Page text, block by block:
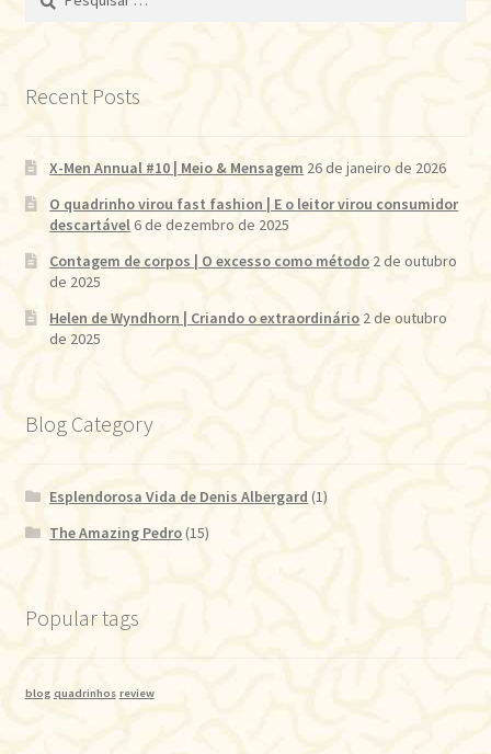
Recent Posts
X-Men Annual #10 | Meio & Mensagem 26 de janeiro de 2026
O quadrinho virou fast fashion | E o leitor virou consumidor
descartável 6 de dezembro de 2025
Contagem de corpos | O excesso como método 2 de outubro
de 2025
Helen de Wyndhorn | Criando o extraordinário 2 de outubro
de 2025
Blog Category
Esplendorosa Vida de Denis Albergard (1)
The Amazing Pedro (15)
Popular tags
blog quadrinhos review